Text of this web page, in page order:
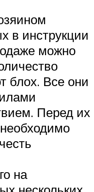
в инструкции
можно
блох. Все они
Перед их
на